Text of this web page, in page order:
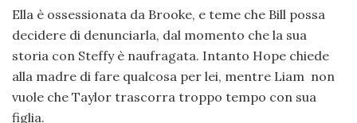
Ella è ossessionata da Brooke, e teme che Bill possa
decidere di denunciarla, dal momento che la sua
storia con Steffy è naufragata. Intanto Hope chiede
alla madre di fare qualcosa per lei, mentre Liam non
vuole che Taylor trascorra troppo tempo con sua
figlia.